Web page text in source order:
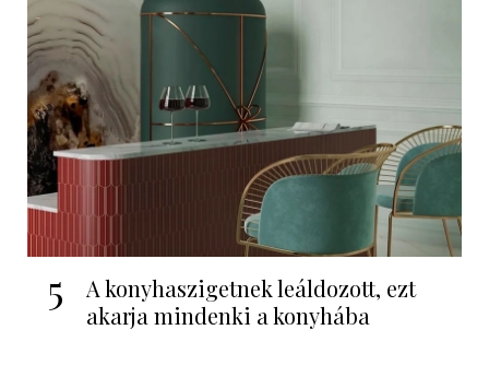
5
A konyhaszigetnek leáldozott, ezt
akarja mindenki a konyhába